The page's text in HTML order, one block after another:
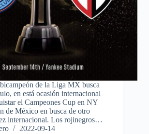
de la Liga MX busca
en está ocasión internacional
el Campeones Cup en NY
de México en busca de otro
internacional. Los rojinegros…
2022-09-14